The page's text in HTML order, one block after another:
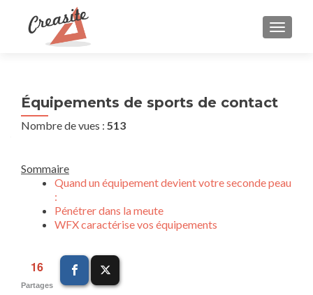
Équipements de sports de contact
Nombre de vues : 513
Sommaire
Quand un équipement devient votre seconde peau
:
Pénétrer dans la meute
WFX caractérise vos équipements
16
Partages